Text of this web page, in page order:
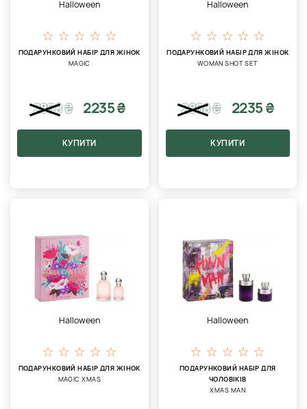
Halloween
ПОДАРУНКОВИЙ НАБІР ДЛЯ ЖІНОК
MAGIC
2868₴ 2235 ₴
КУПИТИ
Halloween
ПОДАРУНКОВИЙ НАБІР ДЛЯ ЖІНОК
WOMAN SHOT SET
2868₴ 2235 ₴
КУПИТИ
Halloween
ПОДАРУНКОВИЙ НАБІР ДЛЯ ЖІНОК
MAGIC XMAS
Halloween
ПОДАРУНКОВИЙ НАБІР ДЛЯ
ЧОЛОВІКІВ
XMAS MAN